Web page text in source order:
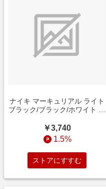
ナイキ マーキュリアル ライト
ブラック/ブラック/ホワイト サ
￥3,740
1.5%
ストアにすすむ